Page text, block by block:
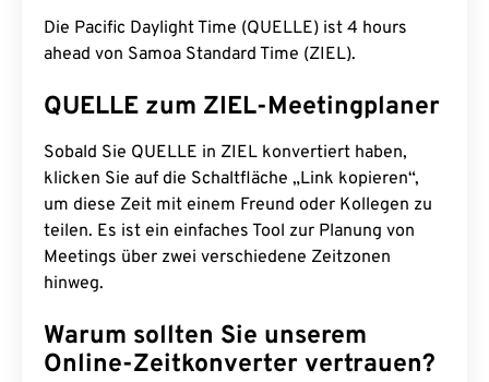
Die Pacific Daylight Time (QUELLE) ist 4 hours
ahead von Samoa Standard Time (ZIEL).
QUELLE zum ZIEL-Meetingplaner
Sobald Sie QUELLE in ZIEL konvertiert haben,
klicken Sie auf die Schaltfläche „Link kopieren“,
um diese Zeit mit einem Freund oder Kollegen zu
teilen. Es ist ein einfaches Tool zur Planung von
Meetings über zwei verschiedene Zeitzonen
hinweg.
Warum sollten Sie unserem
Online-Zeitkonverter vertrauen?